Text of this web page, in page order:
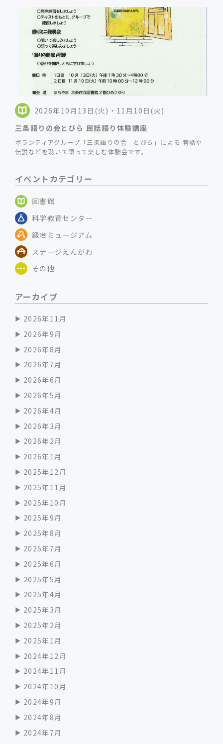
2026年10月13日(火)・11月10日(火)
三条語りの会とびら 民話語り体験講座
ボランティアグループ「三条語りの会 とびら」による 昔話や
伝説などを聴いて語って楽しむ体験会です。
イベントカテゴリー
図書館
科学教育センター
鍛冶ミュージアム
ステージえんがわ
その他
アーカイブ
2026年11月
2026年9月
2026年8月
2026年7月
2026年6月
2026年5月
2026年4月
2026年3月
2026年2月
2026年1月
2025年12月
2025年11月
2025年10月
2025年9月
2025年8月
2025年7月
2025年6月
2025年5月
2025年4月
2025年3月
2025年2月
2025年1月
2024年12月
2024年11月
2024年10月
2024年9月
2024年8月
2024年7月